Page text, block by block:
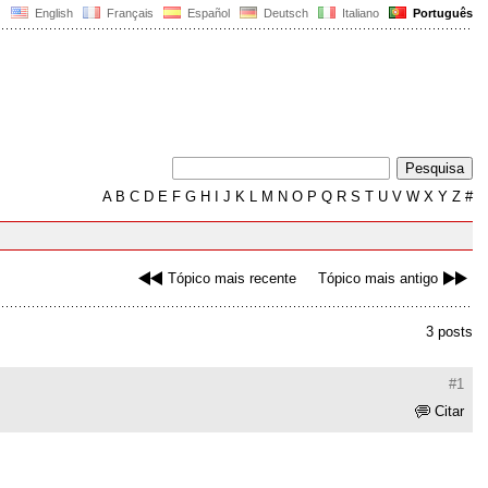
English Français Español Deutsch Italiano Português
AB C D E F G H J K L M N O P Q R S T U V W X Y Z #
Tópico mais recente Tópico mais antigo
3 posts
#1
Citar